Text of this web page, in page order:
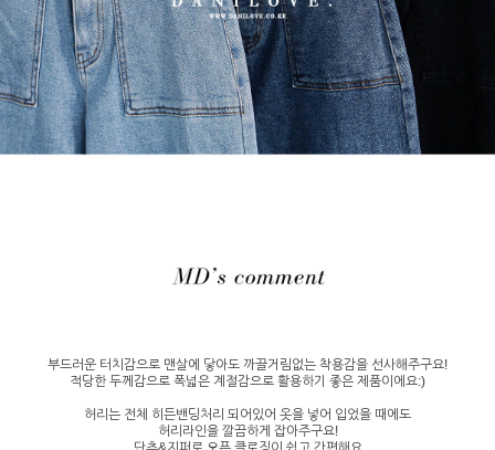
부드러운 터치감으로 맨살에 닿아도 까끌거림없는 착용감을 선사해주구요!
적당한 두께감으로 폭넓은 계절감으로 활용하기 좋은 제품이에요:)
허리는 전체 히든밴딩처리 되어있어 옷을 넣어 입었을 때에도
허리라인을 깔끔하게 잡아주구요!